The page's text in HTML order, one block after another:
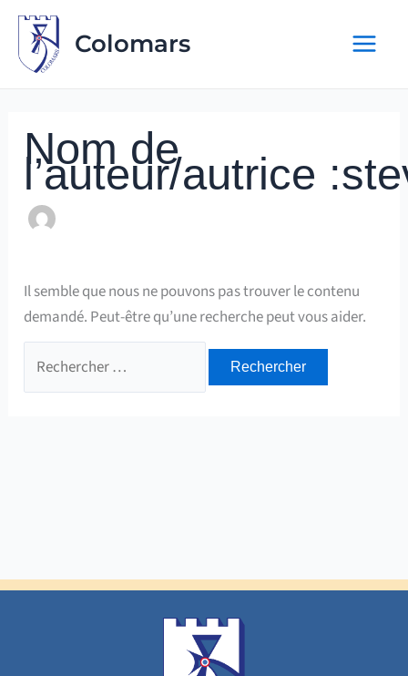
Aller
contenu
Colomars
Nom de
l’auteur/autrice
Il semble que nous ne pouvons pas trouver le contenu
demandé. Peut-être qu’une recherche peut vous aider.